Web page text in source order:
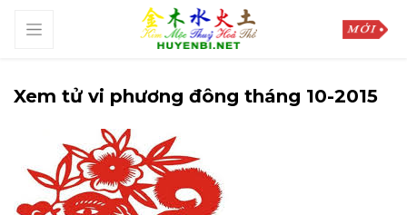
Xem tử vi phương đông tháng 10-2015